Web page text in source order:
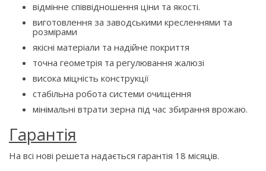
відмінне співвідношення ціни та якості.
виготовлення за заводськими кресленнями та
розмірами
якісні матеріали та надійне покриття
точна геометрія та регулювання жалюзі
висока міцність конструкції
стабільна робота системи очищення
мінімальні втрати зерна під час збирання врожаю.
Гарантія
На всі нові решета надається гарантія 18 місяців.